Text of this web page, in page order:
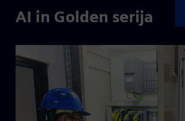
AI in Golden serija